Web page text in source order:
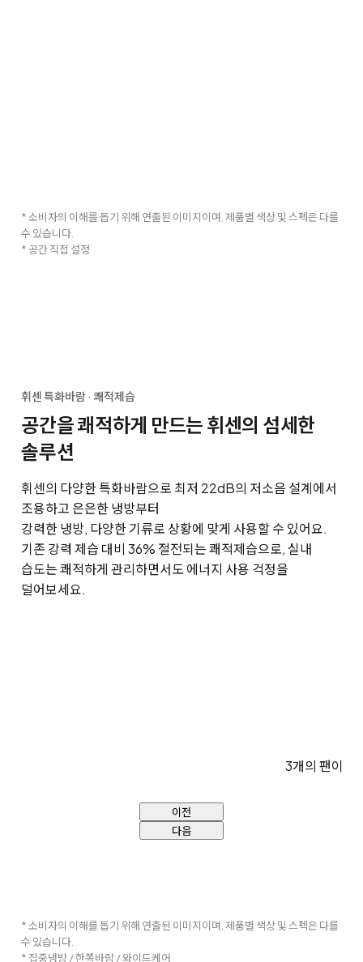
* 소비자의 이해를 돕기 위해 연출된 이미지이며, 제품별 색상 및 스펙은 다를
수 있습니다.
* 공간 직접 설정
휘센 특화바람 · 쾌적제습
공간을 쾌적하게 만드는 휘센의 섬세한
솔루션
휘센의 다양한 특화바람으로 최저 22dB의 저소음 설계에서
조용하고 은은한 냉방부터
강력한 냉방, 다양한 기류로 상황에 맞게 사용할 수 있어요.
기존 강력 제습 대비 36% 절전되는 쾌적제습으로, 실내
습도는 쾌적하게 관리하면서도 에너지 사용 걱정을
덜어보세요.
3개의 팬이 강
이전
다음
* 소비자의 이해를 돕기 위해 연출된 이미지이며, 제품별 색상 및 스펙은 다를
수 있습니다.
* 집중냉방 / 한쪽바람 / 와이드케어